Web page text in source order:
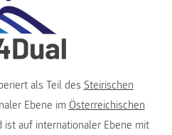
als Teil des Steirischen
Ebene im Österreichischen
auf internationaler Ebene mit